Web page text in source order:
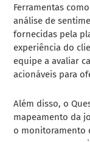
Ferramentas
análise de
fornecidas pela
experiência do
equipe a avaliar
acionáveis para
Além disso, o
mapeamento da
o monitoramento